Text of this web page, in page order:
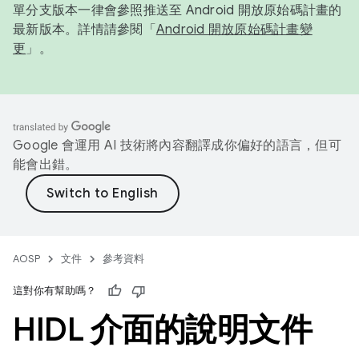
單分支版本一律會參照推送至 Android 開放原始碼計畫的
最新版本。詳情請參閱「 Android 開放原始碼計畫變
更 」。
Google 會運用 AI 技術將內容翻譯成你偏好的語言，但可
能會出錯。
AOSP 文件 參考資料
這對你有幫助嗎？
HIDL 介面的說明文件